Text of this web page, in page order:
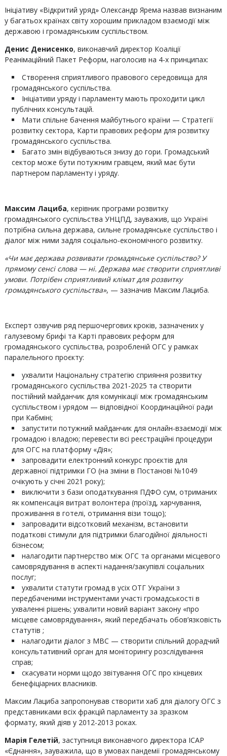
Ініціативу «Відкритий уряд» Олександр Ярема назвав визнаним
у багатьох країнах світу хорошим прикладом взаємодії між
державою і громадянським суспільством.
Денис Денисенко, виконавчий директор Коаліції
Реанімаційний Пакет Реформ, наголосив на 4-х принципах:
Створення сприятливого правового середовища для
громадянського суспільства.
Ініціативи уряду і парламенту мають проходити цикл
публічних консультацій.
Мати спільне бачення майбутнього країни — Стратегії
розвитку сектора, Карти правових реформ для розвитку
громадянського суспільства.
Багато змін відбуваються знизу до гори. Громадський
сектор може бути потужним гравцем, який має бути
партнером парламенту і уряду.
Максим Лациба, керівник програми розвитку
громадянського суспільства УНЦПД, зауважив, що Україні
потрібна сильна держава, сильне громадянське суспільство і
діалог між ними задля соціально-економічного розвитку.
«Чи має держава розвивати громадянське суспільство? У
прямому сенсі слова — ні. Держава має створити сприятливі
умови. Потрібен сприятливий клімат для розвитку
громадянського суспільства», — зазначив Максим Лациба.
Експерт озвучив ряд першочергових кроків, зазначених у
галузевому брифі та Карті правових реформ для
громадянського суспільства, розробленій ОГС у рамках
паралельного проєкту:
ухвалити Національну стратегію сприяння розвитку
громадянського суспільства 2021-2025 та створити
постійний майданчик для комунікації між громадянським
суспільством і урядом — відповідної Координаційної ради
при Кабміні;
запустити потужний майданчик для онлайн-взаємодії між
громадою і владою; перевести всі реєстраційні процедури
для ОГС на платформу «Дія»;
запровадити електронний конкурс проєктів для
державної підтримки ГО (на зміни в Постанові №1049
очікують у січні 2021 року);
виключити з бази оподаткування ПДФО сум, отриманих
як компенсація витрат волонтера (проїзд, харчування,
проживання в готелі, отримання візи тощо);
запровадити відсотковий механізм, встановити
податкові стимули для підтримки благодійної діяльності
бізнесом;
налагодити партнерство між ОГС та органами місцевого
самоврядування в аспекті надання/закупівлі соціальних
послуг;
ухвалити статути громад в усіх ОТГ України з
передбаченими інструментами участі громадськості в
ухваленні рішень; ухвалити новий варіант закону «про
місцеве самоврядування», який передбачать обов’язковість
статутів ;
налагодити діалог з МВС — створити спільний дорадчий
консультативний орган для моніторингу розслідування
справ;
скасувати норми щодо звітування ОГС про кінцевих
бенефіціарних власників.
Максим Лациба запропонував створити хаб для діалогу ОГС з
представниками всіх фракцій парламенту за зразком
формату, який діяв у 2012-2013 роках.
Марія Гелетій, заступниця виконавчого директора ІСАР
«Єднання», зауважила, що в умовах пандемії громадянському